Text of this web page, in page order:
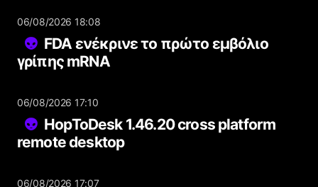
06/08/2026 18:08
FDA ενέκρινε το πρώτο εμβόλιο
γρίπης mRNA
06/08/2026 17:10
HopToDesk 1.46.20 cross platform
remote desktop
06/08/2026 17:07